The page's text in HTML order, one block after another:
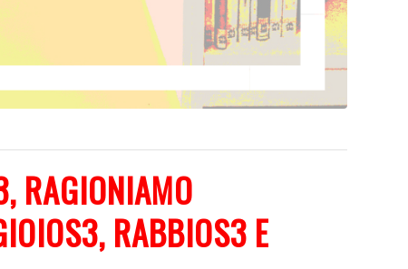
RAGIONIAMO
RABBIOS3 E